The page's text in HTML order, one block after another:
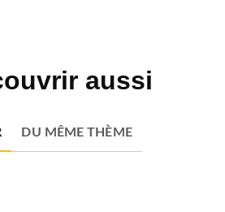
aussi
DU MÊME THÈME